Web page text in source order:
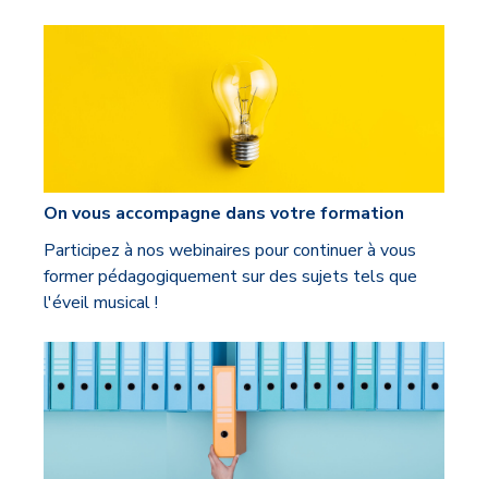
On vous accompagne dans votre formation
Participez à nos webinaires pour continuer à vous
former pédagogiquement sur des sujets tels que
l'éveil musical !